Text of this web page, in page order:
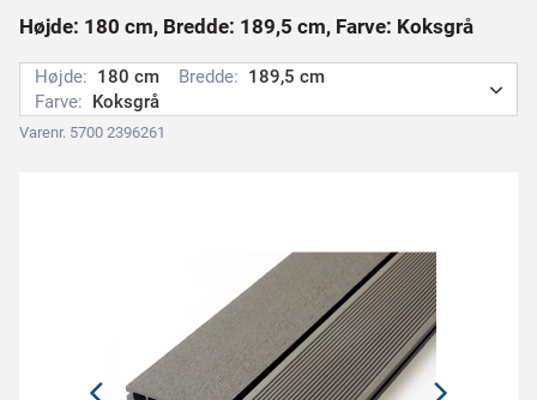
Højde: 180 cm, Bredde: 189,5 cm, Farve: Koksgrå
Højde: 180 cm Bredde: 189,5 cm
Farve: Koksgrå
Varenr. 5700 2396261